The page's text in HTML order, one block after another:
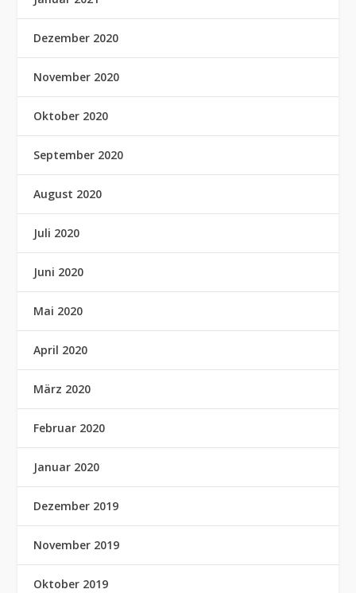
Dezember 2020
November 2020
Oktober 2020
September 2020
August 2020
Juli 2020
Juni 2020
Mai 2020
April 2020
März 2020
Februar 2020
Januar 2020
Dezember 2019
November 2019
Oktober 2019